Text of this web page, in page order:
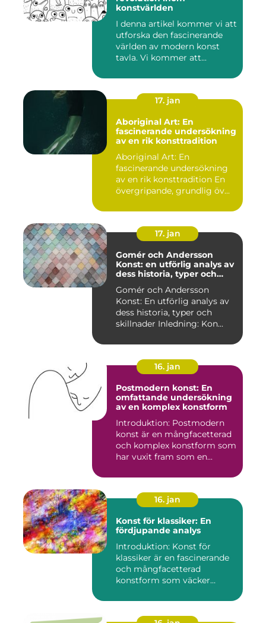
konstvärlden
I denna artikel kommer vi att
utforska den fascinerande
världen av modern konst
tavla. Vi kommer att...
17. jan
Aboriginal Art: En
fascinerande undersökning
av en rik konsttradition
Aboriginal Art: En
fascinerande undersökning
av en rik konsttradition En
övergripande, grundlig öv...
17. jan
Gomér och Andersson
Konst: en utförlig analys av
dess historia, typer och
Gomér och Andersson
Konst: En utförlig analys av
dess historia, typer och
skillnader Inledning: Kon...
16. jan
Postmodern konst: En
omfattande undersökning
av en komplex konstform
Introduktion: Postmodern
konst är en mångfacetterad
och komplex konstform som
har vuxit fram som en...
16. jan
Konst för klassiker: En
fördjupande analys
Introduktion: Konst för
klassiker är en fascinerande
och mångfacetterad
konstform som väcker